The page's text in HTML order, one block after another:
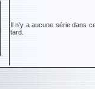
Il n'y a aucune série dans
tard.